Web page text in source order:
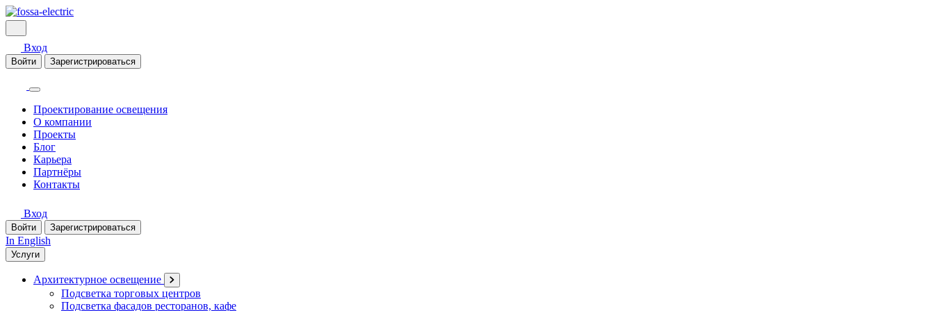
Вход
Войти Зарегистрироваться
Проектирование освещения
О компании
Проекты
Блог
Карьера
Партнёры
Контакты
Вход
Войти Зарегистрироваться
In English
Услуги
Архитектурное освещение
Подсветка торговых центров
Подсветка фасадов ресторанов, кафе